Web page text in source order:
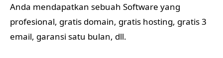
Anda mendapatkan sebuah Software yang
profesional, gratis domain, gratis hosting, gratis 3
email, garansi satu bulan, dll.